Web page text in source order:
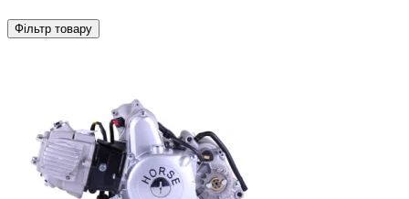
Фільтр товару